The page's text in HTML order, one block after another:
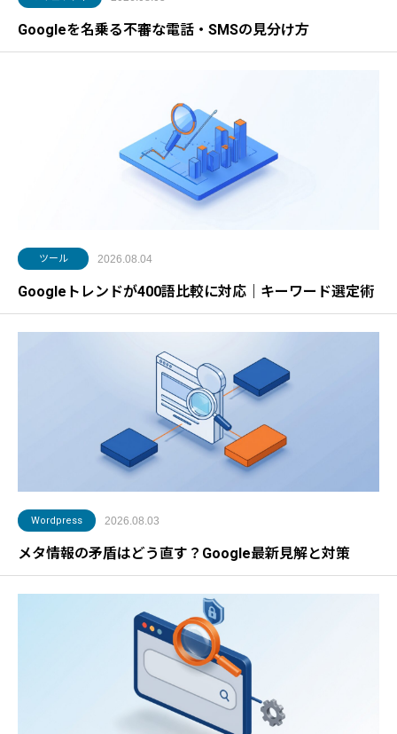
Googleを名乗る不審な電話・SMSの見分け方
ツール 2026.08.04
Googleトレンドが400語比較に対応｜キーワード選定術
Wordpress 2026.08.03
メタ情報の矛盾はどう直す？Google最新見解と対策